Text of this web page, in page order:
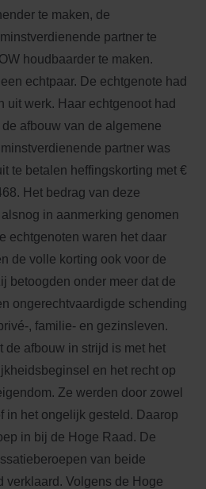
te maken, de
partner te
houdbaarder te maken.
echtpaar. De echtgenote had
uit werk. Haar echtgenoot had
afbouw van de algemene
partner was
te betalen heffingskorting met €
Het bedrag van deze
in aanmerking genomen
echtgenoten waren het daar
de volle korting ook voor de
betoogden onder meer dat de
ongerechtvaardigde schending
, familie- en gezinsleven.
de afbouw in strijd is met het
en het recht op
Ze werden door zowel
in het ongelijk gesteld. Daarop
in bij de Hoge Raad. De
van beide
verklaard. Volgens de Hoge